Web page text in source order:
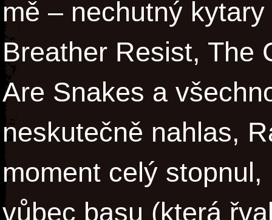
mě – nechutný
Breather Resist, The
Are Snakes a
neskutečně nahlas,
moment celý
vůbec basu (která